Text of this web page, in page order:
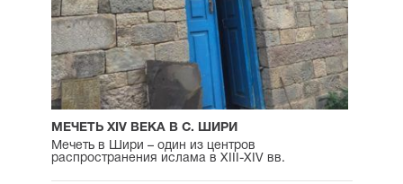
МЕЧЕТЬ XIV ВЕКА В С. ШИРИ
Мечеть в Шири – один из центров
распространения ислама в XIII-XIV вв.